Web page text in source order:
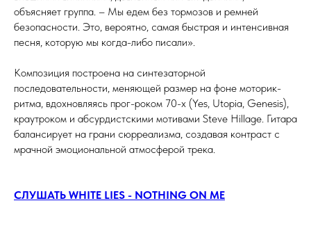
объясняет группа. – Мы едем без тормозов и ремней
безопасности. Это, вероятно, самая быстрая и интенсивная
песня, которую мы когда-либо писали».
Композиция построена на синтезаторной
последовательности, меняющей размер на фоне моторик-
ритма, вдохновляясь прог-роком 70-х (Yes, Utopia, Genesis),
краутроком и абсурдистскими мотивами Steve Hillage. Гитара
балансирует на грани сюрреализма, создавая контраст с
мрачной эмоциональной атмосферой трека.
СЛУШАТЬ WHITE LIES - NOTHING ON ME